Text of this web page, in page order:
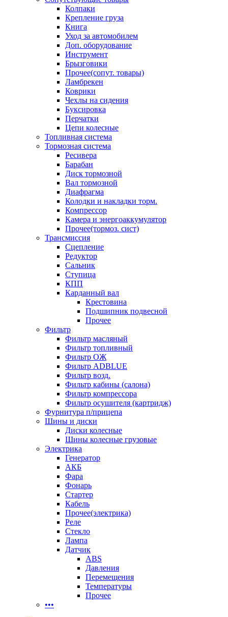
Колпаки
Крепление груза
Книга
Уход за автомобилем
Доп. оборудование
Инструмент
Брызговики
Прочее(сопут. товары)
Ламбрекен
Коврики
Чехлы на сидения
Буксировка
Перчатки
Цепи колесные
Топливная система
Тормозная система
Ресивера
Барабан
Диск тормозной
Вал тормозной
Диафрагма
Колодки и накладки торм.
Компрессор
Камера и энергоаккумулятор
Прочее(тормоз. сист)
Трансмиссия
Сцепление
Редуктор
Сальник
Ступица
КПП
Карданный вал
Крестовина
Подшипник подвесной
Прочее
Фильтр
Фильтр масляный
Фильтр топливный
Фильтр ОЖ
Фильтр ADBLUE
Фильтр возд.
Фильтр кабины (салона)
Фильтр компрессора
Фильтр осушителя (картридж)
Фурнитура п/прицепа
Шины и диски
Диски колесные
Шины колесные грузовые
Электрика
Генератор
АКБ
Фара
Фонарь
Стартер
Кабель
Прочее(электрика)
Реле
Стекло
Лампа
Датчик
ABS
Давления
Перемещения
Температуры
Прочее
•••